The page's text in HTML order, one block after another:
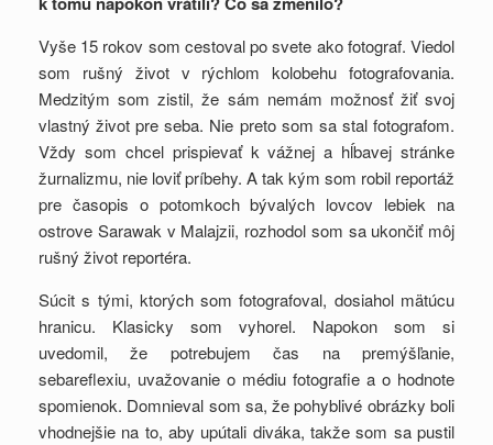
Vyše 15 rokov som cestoval po svete ako fotograf. Viedol
som rušný život v rýchlom kolobehu fotografovania.
Medzitým som zistil, že sám nemám možnosť žiť svoj
vlastný život pre seba. Nie preto som sa stal fotografom.
Vždy som chcel prispievať k vážnej a hĺbavej stránke
žurnalizmu, nie loviť príbehy. A tak kým som robil reportáž
pre časopis o potomkoch bývalých lovcov lebiek na
ostrove Sarawak v Malajzii, rozhodol som sa ukončiť môj
rušný život reportéra.
Súcit s tými, ktorých som fotografoval, dosiahol mätúcu
hranicu. Klasicky som vyhorel. Napokon som si
uvedomil, že potrebujem čas na premýšľanie,
sebareflexiu, uvažovanie o médiu fotografie a o hodnote
spomienok. Domnieval som sa, že pohyblivé obrázky boli
vhodnejšie na to, aby upútali diváka, takže som sa pustil